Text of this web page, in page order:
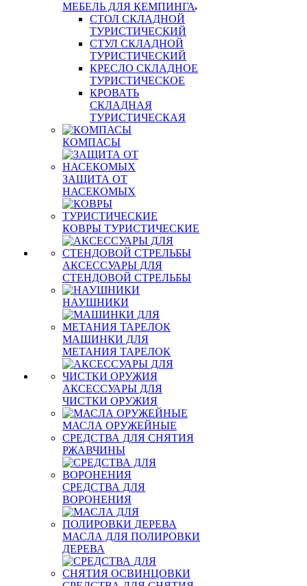
МЕБЕЛЬ ДЛЯ КЕМПИНГА
СТОЛ СКЛАДНОЙ
ТУРИСТИЧЕСКИЙ
СТУЛ СКЛАДНОЙ
ТУРИСТИЧЕСКИЙ
КРЕСЛО СКЛАДНОЕ
ТУРИСТИЧЕСКОЕ
КРОВАТЬ
СКЛАДНАЯ
ТУРИСТИЧЕСКАЯ
КОМПАСЫ
ЗАЩИТА ОТ
НАСЕКОМЫХ
КОВРЫ ТУРИСТИЧЕСКИЕ
АКСЕССУАРЫ ДЛЯ
СТЕНДОВОЙ СТРЕЛЬБЫ
НАУШНИКИ
МАШИНКИ ДЛЯ
МЕТАНИЯ ТАРЕЛОК
АКСЕССУАРЫ ДЛЯ
ЧИСТКИ ОРУЖИЯ
МАСЛА ОРУЖЕЙНЫЕ
СРЕДСТВА ДЛЯ СНЯТИЯ
РЖАВЧИНЫ
СРЕДСТВА ДЛЯ
ВОРОНЕНИЯ
МАСЛА ДЛЯ ПОЛИРОВКИ
ДЕРЕВА